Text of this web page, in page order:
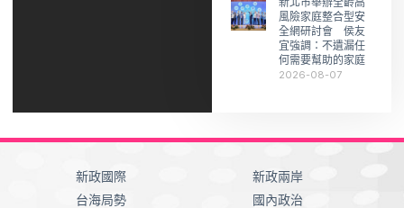
風險家庭整合型安
全網研討會 侯友
宜強調：不遺漏任
何需要幫助的家庭
2026-08-07
新政國際
台海局勢
新政兩岸
國內政治